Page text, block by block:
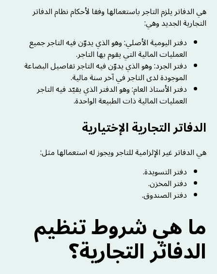
هي الدفاتر يلزم التاجر باستعمالها وفقا لأحكام نظام الدفاتر
التجارية الجديد وهي:
دفتر اليومية الأصلي: وهو الذي يدوّن فيه التاجر جميع
العمليات المالية التي يقوم بها التاجر.
دفتر الجرد: وهو الذي يدوّن فيه التاجر تفاصيل البضاعة
الموجودة لدى التاجر في آخر سنة مالية.
دفتر الأستاذ العام: وهو الدفتر الذي يقيّد فيه التاجر
العمليات المالية ذات الطبيعة الواحدة.
الدفاتر التجارية الإختيارية
هي الدفاتر غير الإلزامية للتاجر ويجوز له استعمالها مثل:
دفتر التسويدة.
دفتر المخزن.
دفتر الصندوق.
ما هي شروط تنظيم
الدفاتر التجارية؟